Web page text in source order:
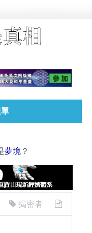
夢境 ？
揭密者